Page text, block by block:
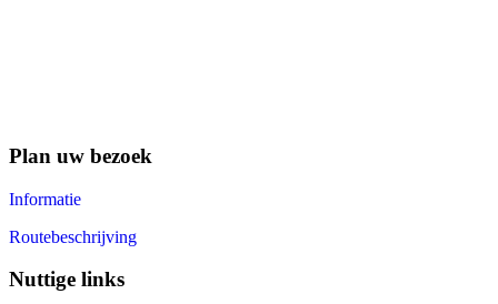
Plan uw bezoek
Informatie
Routebeschrijving
Nuttige links